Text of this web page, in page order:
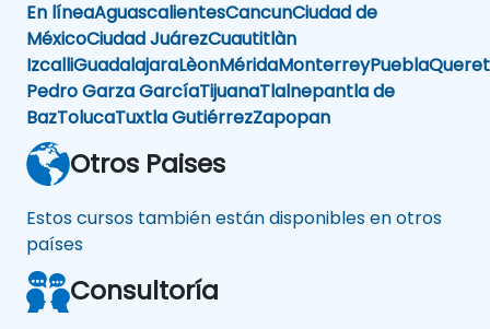
En líneaAguascalientesCancunCiudad de
MéxicoCiudad JuárezCuautitlàn
IzcalliGuadalajaraLèonMéridaMonterreyPuebla
Pedro Garza GarcíaTijuanaTlalnepantla de
BazTolucaTuxtla GutiérrezZapopan
Otros Paises
Estos cursos también están disponibles en otros
países
Consultoría